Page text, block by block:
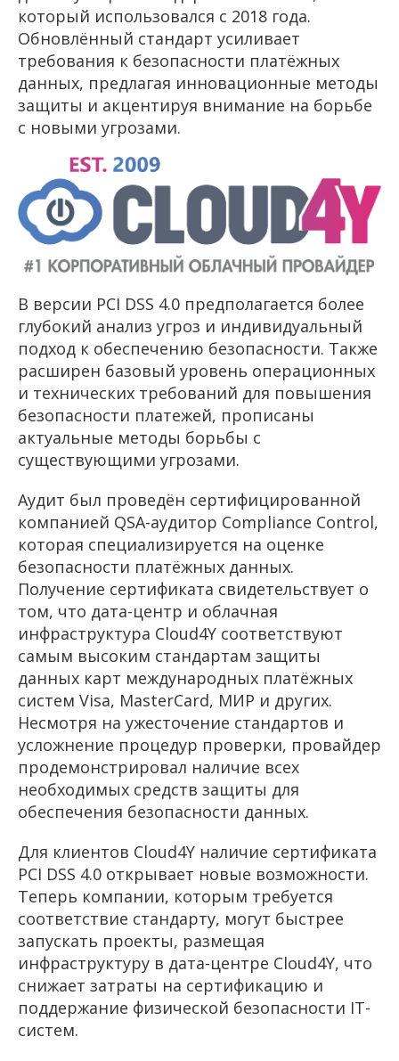
который использовался с 2018 года.
Обновлённый стандарт усиливает
требования к безопасности платёжных
данных, предлагая инновационные методы
защиты и акцентируя внимание на борьбе
с новыми угрозами.
В версии PCI DSS 4.0 предполагается более
глубокий анализ угроз и индивидуальный
подход к обеспечению безопасности. Также
расширен базовый уровень операционных
и технических требований для повышения
безопасности платежей, прописаны
актуальные методы борьбы с
существующими угрозами.
Аудит был проведён сертифицированной
компанией QSA-аудитор Compliance Control,
которая специализируется на оценке
безопасности платёжных данных.
Получение сертификата свидетельствует о
том, что дата-центр и облачная
инфраструктура Cloud4Y соответствуют
самым высоким стандартам защиты
данных карт международных платёжных
систем Visa, MasterCard, МИР и других.
Несмотря на ужесточение стандартов и
усложнение процедур проверки, провайдер
продемонстрировал наличие всех
необходимых средств защиты для
обеспечения безопасности данных.
Для клиентов Cloud4Y наличие сертификата
PCI DSS 4.0 открывает новые возможности.
Теперь компании, которым требуется
соответствие стандарту, могут быстрее
запускать проекты, размещая
инфраструктуру в дата-центре Cloud4Y, что
снижает затраты на сертификацию и
поддержание физической безопасности IT-
систем.